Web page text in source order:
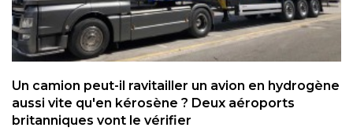
Un camion peut-il ravitailler un avion en hydrogène
aussi vite qu'en kérosène ? Deux aéroports
britanniques vont le vérifier